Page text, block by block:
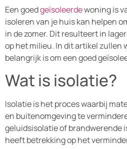
Een goedgeïsoleerdewoning is
isoleren van je huis kan helpen
in de zomer. Dit resulteert in
op het milieu. In dit artikel zullen
belangrijk is om een goed
Wat is isolatie?
Isolatie is het proces waarbij
en buitenomgeving te
geluidsisolatie of brandwerende
heeft betrekking op het